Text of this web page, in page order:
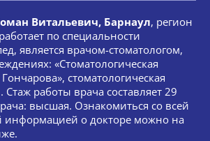
Витальевич, Барнаул, регион
по специальности
является врачом-стоматологом,
«Стоматологическая
стоматологическая
работы врача составляет 29
высшая. Ознакомиться со всей
информацией о докторе можно на